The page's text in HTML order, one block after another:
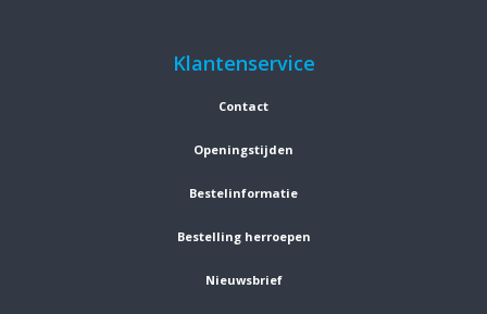
Klantenservice
Contact
Openingstijden
Bestelinformatie
Bestelling herroepen
Nieuwsbrief